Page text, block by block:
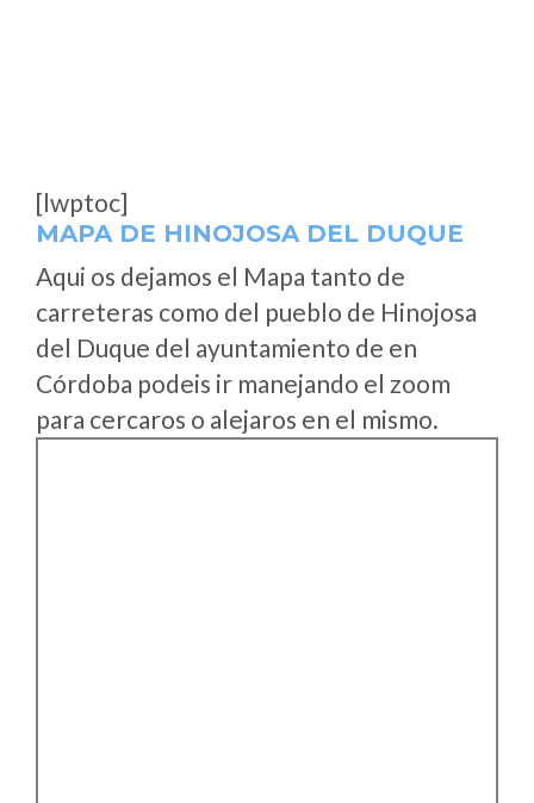
[lwptoc]
MAPA DE HINOJOSA DEL DUQUE
Aqui os dejamos el Mapa tanto de
carreteras como del pueblo de Hinojosa
del Duque del ayuntamiento de en
Córdoba podeis ir manejando el zoom
para cercaros o alejaros en el mismo.